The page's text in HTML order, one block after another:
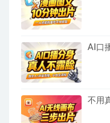
AI口
不用